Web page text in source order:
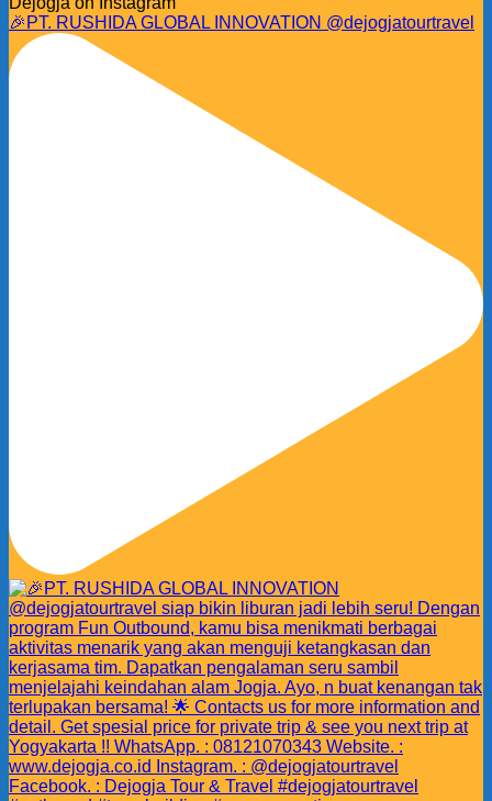
🎉PT. RUSHIDA GLOBAL INNOVATION @dejogjatourtravel